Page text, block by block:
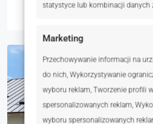
statystyce lub kombinacji danych
Marketing
Przechowywanie informacji na
do nich, Wykorzystywanie
wyboru reklam, Tworzenie profili
spersonalizowanych reklam,
wyboru spersonalizowanych
Paweł Kasprzak